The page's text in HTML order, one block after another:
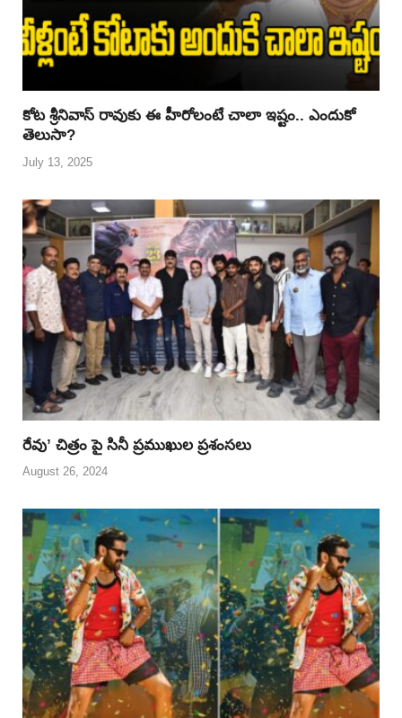
కోట శ్రీనివాస్ రావుకు ఈ హీరోలంటే చాలా ఇష్టం.. ఎందుకో
తెలుసా?
July 13, 2025
రేవు’ చిత్రం పై సినీ ప్రముఖుల ప్రశంసలు
August 26, 2024